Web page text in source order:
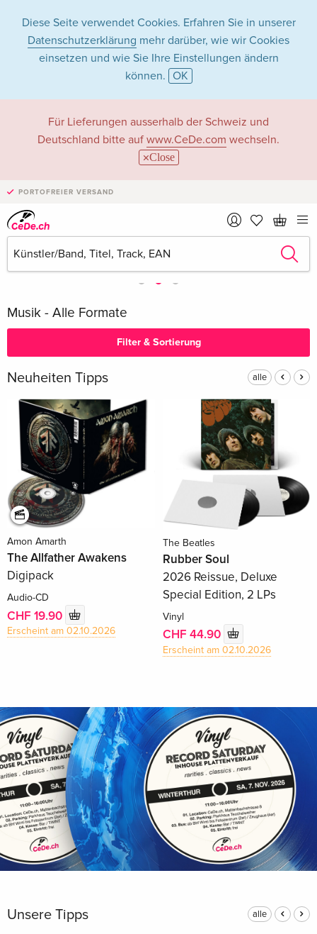
Diese Seite verwendet Cookies. Erfahren Sie in unserer
Datenschutzerklärung mehr darüber, wie wir Cookies
einsetzen und wie Sie Ihre Einstellungen ändern
können. OK
Für Lieferungen ausserhalb der Schweiz und
Deutschland bitte auf www.CeDe.com wechseln.
Close
PORTOFREIER VERSAND
Musik - Alle Formate
Filter & Sortierung
Neuheiten Tipps alle
Amon Amarth
The Allfather Awakens
Digipack
Audio-CD
CHF 19.90
Erscheint am 02.10.2026
The Beatles
Rubber Soul
2026 Reissue, Deluxe
Special Edition, 2 LPs
Vinyl
CHF 44.90
Erscheint am 02.10.2026
Unsere Tipps alle